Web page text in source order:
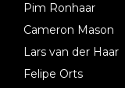
Pim Ronhaar
Cameron Mason
Lars van der Haar
Felipe Orts